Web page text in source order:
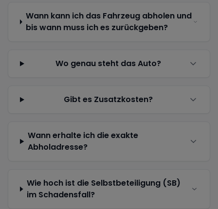
Wann kann ich das Fahrzeug abholen und
bis wann muss ich es zurückgeben?
Wo genau steht das Auto?
Gibt es Zusatzkosten?
Wann erhalte ich die exakte
Abholadresse?
Wie hoch ist die Selbstbeteiligung (SB)
im Schadensfall?